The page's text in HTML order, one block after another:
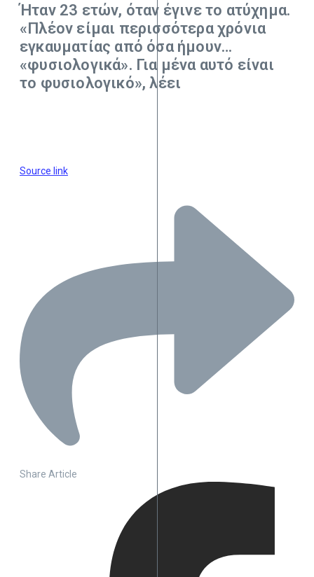
Ήταν 23 ετών, όταν έγινε το ατύχηµα.
«Πλέον είµαι περισσότερα χρόνια
εγκαυµατίας από όσα ήµουν…
«φυσιολογικά». Για µένα αυτό είναι
το φυσιολογικό», λέει
Source link
Share Article